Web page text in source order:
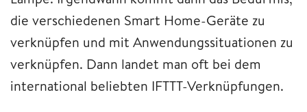
die verschiedenen Smart Home-Geräte zu
verknüpfen und mit Anwendungssituationen zu
verknüpfen. Dann landet man oft bei dem
international beliebten IFTTT-Verknüpfungen.